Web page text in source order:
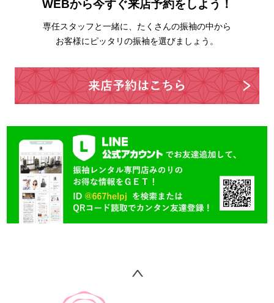
WEBから今すぐ来店予約をしよう！
専任スタッフと一緒に、たくさんの振袖の中から
お客様にピッタリの振袖を選びましょう。